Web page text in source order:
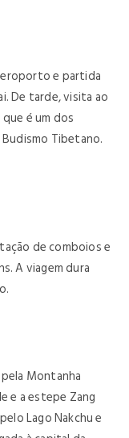
e partida
De tarde, visita ao
é um dos
Tibetano.
de comboios e
A viagem dura
Montanha
e a estepe Zang
Lago Nakchu e